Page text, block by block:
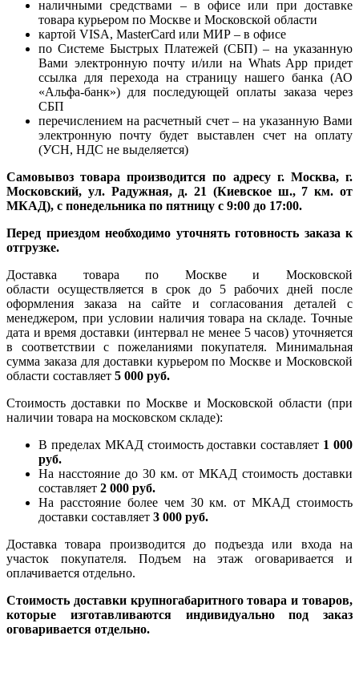
наличными средствами – в офисе или при доставке
товара курьером по Москве и Московской области
картой VISA, MasterCard или МИР – в офисе
по Системе Быстрых Платежей (СБП) – на указанную
Вами электронную почту и/или на Whats App придет
ссылка для перехода на страницу нашего банка (АО
«Альфа-банк») для последующей оплаты заказа через
СБП
перечислением на расчетный счет – на указанную Вами
электронную почту будет выставлен счет на оплату
(УСН, НДС не выделяется)
Самовывоз товара производится по адресу г. Москва, г.
Московский, ул. Радужная, д. 21 (Киевское ш., 7 км. от
МКАД), с понедельника по пятницу с 9:00 до 17:00.
Перед приездом необходимо уточнять готовность заказа к
отгрузке.
Доставка товара по Москве и Московской
области осуществляется в срок до 5 рабочих дней после
оформления заказа на сайте и согласования деталей с
менеджером, при условии наличия товара на складе. Точные
дата и время доставки (интервал не менее 5 часов) уточняется
в соответствии с пожеланиями покупателя. Минимальная
сумма заказа для доставки курьером по Москве и Московской
области составляет 5 000 руб.
Стоимость доставки по Москве и Московской области (при
наличии товара на московском складе):
В пределах МКАД стоимость доставки составляет 1 000
руб.
На насcтояние до 30 км. от МКАД стоимость доставки
составляет 2 000 руб.
На расстояние более чем 30 км. от МКАД стоимость
доставки составляет 3 000 руб.
Доставка товара производится до подъезда или входа на
участок покупателя. Подъем на этаж оговаривается и
оплачивается отдельно.
Стоимость доставки крупногабаритного товара и товаров,
которые изготавливаются индивидуально под заказ
оговаривается отдельно.